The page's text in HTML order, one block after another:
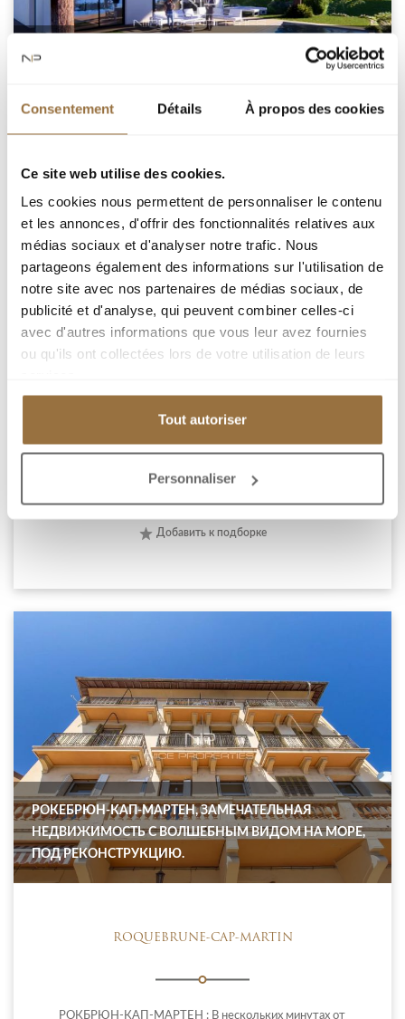
Consentement Détails À propos des cookies
Ce site web utilise des cookies.
Les cookies nous permettent de personnaliser le contenu
et les annonces, d'offrir des fonctionnalités relatives aux
médias sociaux et d'analyser notre trafic. Nous
partageons également des informations sur l'utilisation de
notre site avec nos partenaires de médias sociaux, de
publicité et d'analyse, qui peuvent combiner celles-ci
avec d'autres informations que vous leur avez fournies
ou qu'ils ont collectées lors de votre utilisation de leurs
Tout autoriser
Personnaliser
РОКБРЮН-КАП-МАРТЕН, В ЧАСТНОЙ
ОТРЕСТАВРИРОВАННАЯ ВИЛЛА С БАССЕЙНОМ И
ROQUEBRUNE-CAP-MARTIN
РОКБРЮН-КАП-МАРТЕН / ПИНЕЛЛА:
в небольшом частном комплексе из 15 вилл, мы
предлагаем современную виллу площадью 264 м² с
террасой около 65 м², садом и бассейном с
зоной и кухней высокого класса, гостевого туалета, 4
Добавить к подборке
РОКЕБРЮН-КАП-МАРТЕН, ЗАМЕЧАТЕЛЬНАЯ
НЕДВИЖИМОСТЬ С ВОЛШЕБНЫМ ВИДОМ НА МОРЕ,
ПОД РЕКОНСТРУКЦИЮ.
ROQUEBRUNE-CAP-MARTIN
РОКБРЮН-КАП-МАРТЕН : В нескольких минутах от